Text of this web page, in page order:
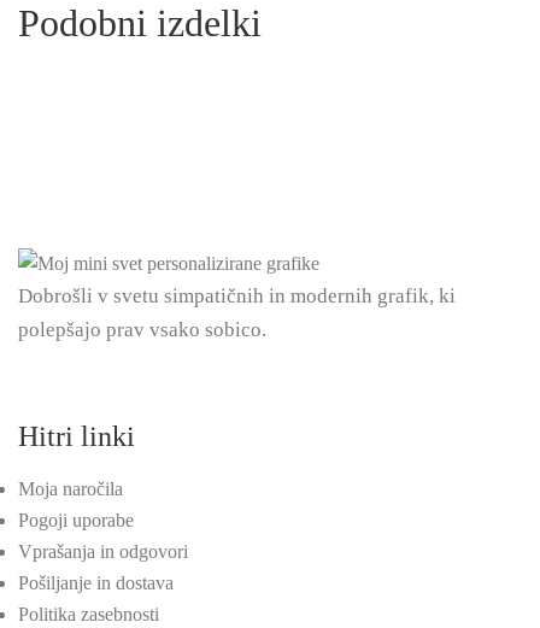
Podobni izdelki
Dobrošli v svetu simpatičnih in modernih grafik, ki
polepšajo prav vsako sobico.
Hitri linki
Moja naročila
Pogoji uporabe
Vprašanja in odgovori
Pošiljanje in dostava
Politika zasebnosti